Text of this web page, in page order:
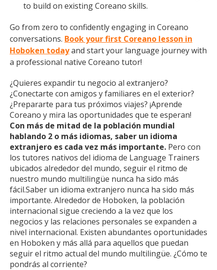
to build on existing Coreano skills.
Go from zero to confidently engaging in Coreano
conversations. Book your first Coreano lesson in
Hoboken todayand start your language journey with
a professional native Coreano tutor!
¿Quieres expandir tu negocio al extranjero?
¿Conectarte con amigos y familiares en el exterior?
¿Prepararte para tus próximos viajes? ¡Aprende
Coreano y mira las oportunidades que te esperan!
Con más de mitad de la población mundial
hablando 2 o más idiomas, saber un idioma
extranjero es cada vez más importante. Pero con
los tutores nativos del idioma de Language Trainers
ubicados alrededor del mundo, seguir el ritmo de
nuestro mundo multilingüe nunca ha sido más
fácil.Saber un idioma extranjero nunca ha sido más
importante. Alrededor de Hoboken, la población
internacional sigue creciendo a la vez que los
negocios y las relaciones personales se expanden a
nivel internacional. Existen abundantes oportunidades
en Hoboken y más allá para aquellos que puedan
seguir el ritmo actual del mundo multilingüe. ¿Cómo te
pondrás al corriente?